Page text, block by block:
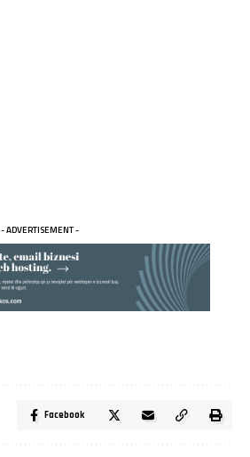
- ADVERTISEMENT -
Facebook